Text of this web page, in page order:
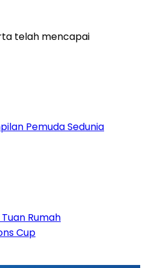
telah mencapai
Pemuda Sedunia
Rumah
Cup